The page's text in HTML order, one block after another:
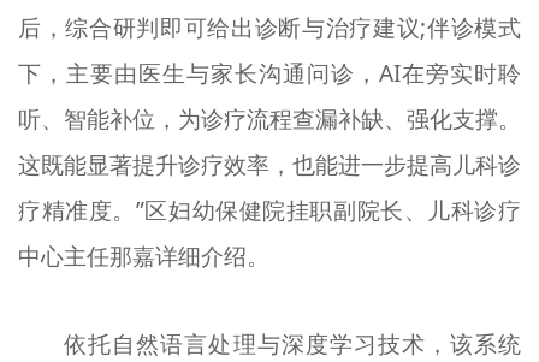
后，综合研判即可给出诊断与治疗建议;伴诊模式
下，主要由医生与家长沟通问诊，AI在旁实时聆
听、智能补位，为诊疗流程查漏补缺、强化支撑。
这既能显著提升诊疗效率，也能进一步提高儿科诊
疗精准度。”区妇幼保健院挂职副院长、儿科诊疗
中心主任那嘉详细介绍。
依托自然语言处理与深度学习技术，该系统